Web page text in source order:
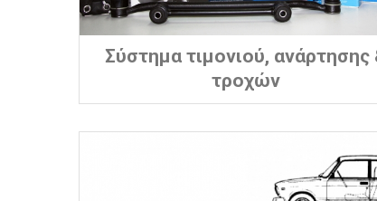
Σύστημα τιμονιού, ανάρτησης
τροχών